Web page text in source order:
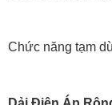
Chức năng tạm